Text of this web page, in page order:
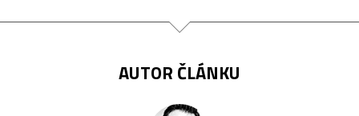
AUTOR ČLÁNKU